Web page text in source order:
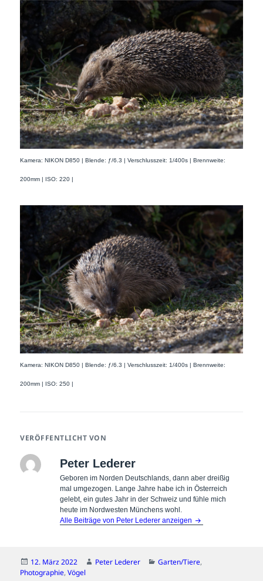
Kamera: NIKON D850 | Blende: ƒ/6.3 | Verschlusszeit: 1/400s | Brennweite:
200mm | ISO: 220 |
Kamera: NIKON D850 | Blende: ƒ/6.3 | Verschlusszeit: 1/400s | Brennweite:
200mm | ISO: 250 |
VERÖFFENTLICHT VON
Peter Lederer
Geboren im Norden Deutschlands, dann aber dreißig
mal umgezogen. Lange Jahre habe ich in Österreich
gelebt, ein gutes Jahr in der Schweiz und fühle mich
heute im Nordwesten Münchens wohl.
Alle Beiträge von Peter Lederer anzeigen
Veröffentlicht
am
12. März 2022 Autor
Peter Lederer Kategorien
Garten/Tiere,
Photographie,Vögel